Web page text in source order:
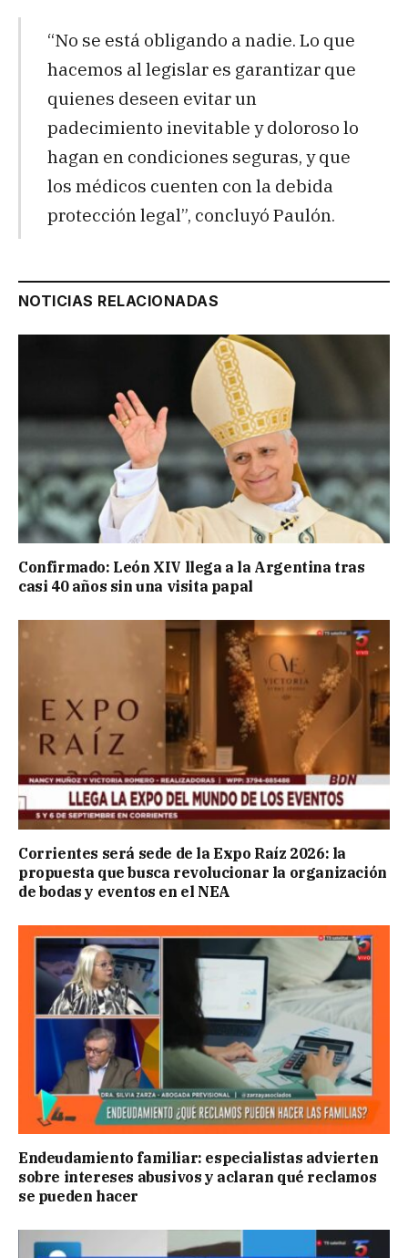
“No se está obligando a nadie. Lo que
hacemos al legislar es garantizar que
quienes deseen evitar un
padecimiento inevitable y doloroso lo
hagan en condiciones seguras, y que
los médicos cuenten con la debida
protección legal”, concluyó Paulón.
NOTICIAS RELACIONADAS
Confirmado: León XIV llega a la Argentina tras
casi 40 años sin una visita papal
Corrientes será sede de la Expo Raíz 2026: la
propuesta que busca revolucionar la organización
de bodas y eventos en el NEA
Endeudamiento familiar: especialistas advierten
sobre intereses abusivos y aclaran qué reclamos
se pueden hacer